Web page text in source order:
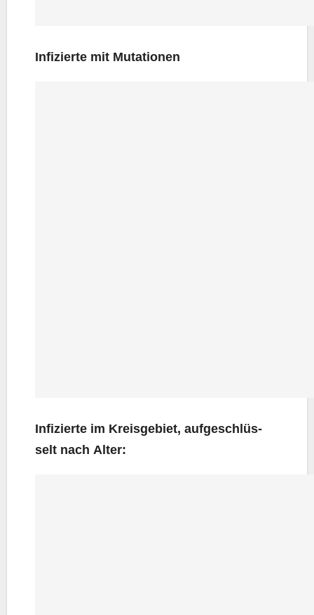
Infi­zier­te mit Mutationen
Infi­zier­te im Kreis­ge­biet, auf­ge­schlüs­
selt nach Alter: